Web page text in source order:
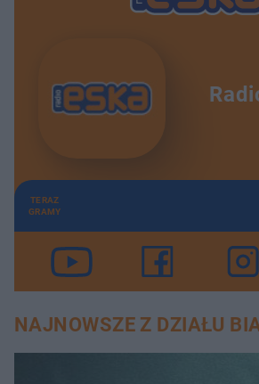
TERAZ
GRAMY
NAJNOWSZE Z DZIAŁU